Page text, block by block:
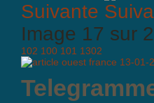
Suivante
Image 17 sur
102 100 101 1302